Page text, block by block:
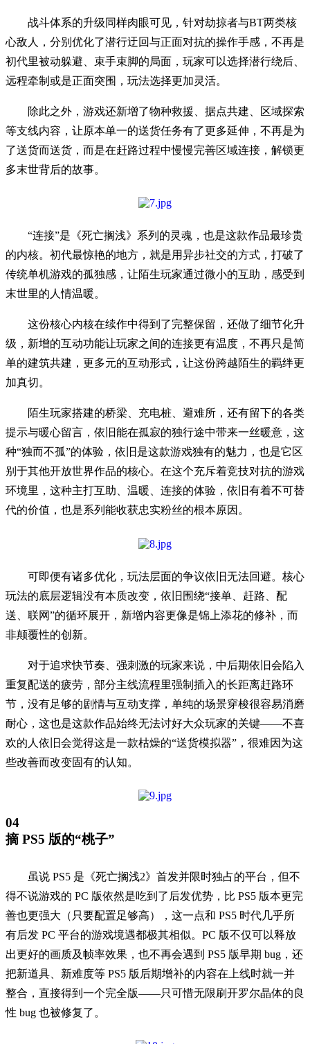
战斗体系的升级同样肉眼可见，针对劫掠者与BT两类核
心敌人，分别优化了潜行迂回与正面对抗的操作手感，不再是
初代里被动躲避、束手束脚的局面，玩家可以选择潜行绕后、
远程牵制或是正面突围，玩法选择更加灵活。
除此之外，游戏还新增了物种救援、据点共建、区域探索
等支线内容，让原本单一的送货任务有了更多延伸，不再是为
了送货而送货，而是在赶路过程中慢慢完善区域连接，解锁更
多末世背后的故事。
“连接”是《死亡搁浅》系列的灵魂，也是这款作品最珍贵
的内核。初代最惊艳的地方，就是用异步社交的方式，打破了
传统单机游戏的孤独感，让陌生玩家通过微小的互助，感受到
末世里的人情温暖。
这份核心内核在续作中得到了完整保留，还做了细节化升
级，新增的互动功能让玩家之间的连接更有温度，不再只是简
单的建筑共建，更多元的互动形式，让这份跨越陌生的羁绊更
加真切。
陌生玩家搭建的桥梁、充电桩、避难所，还有留下的各类
提示与暖心留言，依旧能在孤寂的独行途中带来一丝暖意，这
种“独而不孤”的体验，依旧是这款游戏独有的魅力，也是它区
别于其他开放世界作品的核心。在这个充斥着竞技对抗的游戏
环境里，这种主打互助、温暖、连接的体验，依旧有着不可替
代的价值，也是系列能收获忠实粉丝的根本原因。
可即便有诸多优化，玩法层面的争议依旧无法回避。核心
玩法的底层逻辑没有本质改变，依旧围绕“接单、赶路、配
送、联网”的循环展开，新增内容更像是锦上添花的修补，而
非颠覆性的创新。
对于追求快节奏、强刺激的玩家来说，中后期依旧会陷入
重复配送的疲劳，部分主线流程里强制插入的长距离赶路环
节，没有足够的剧情与互动支撑，单纯的场景穿梭很容易消磨
耐心，这也是这款作品始终无法讨好大众玩家的关键——不喜
欢的人依旧会觉得这是一款枯燥的“送货模拟器”，很难因为这
些改善而改变固有的认知。
04
摘 PS5 版的“桃子”
虽说 PS5 是《死亡搁浅2》首发并限时独占的平台，但不
得不说游戏的 PC 版依然是吃到了后发优势，比 PS5 版本更完
善也更强大（只要配置足够高），这一点和 PS5 时代几乎所
有后发 PC 平台的游戏境遇都极其相似。PC 版不仅可以释放
出更好的画质及帧率效果，也不再会遇到 PS5 版早期 bug，还
把新道具、新难度等 PS5 版后期增补的内容在上线时就一并
整合，直接得到一个完全版——只可惜无限刷开罗尔晶体的良
性 bug 也被修复了。